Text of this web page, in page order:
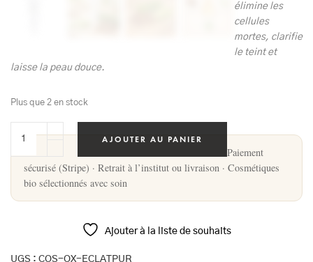
élimine les
cellules
mortes, clarifie
le teint et
laisse la peau douce.
Plus que 2 en stock
AJOUTER AU PANIER
Paiement
sécurisé (Stripe) · Retrait à l’institut ou livraison · Cosmétiques
bio sélectionnés avec soin
Ajouter à la liste de souhaits
UGS : COS-OX-ECLATPUR